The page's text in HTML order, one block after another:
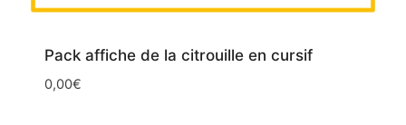
Pack affiche de la citrouille en cursif
0,00€